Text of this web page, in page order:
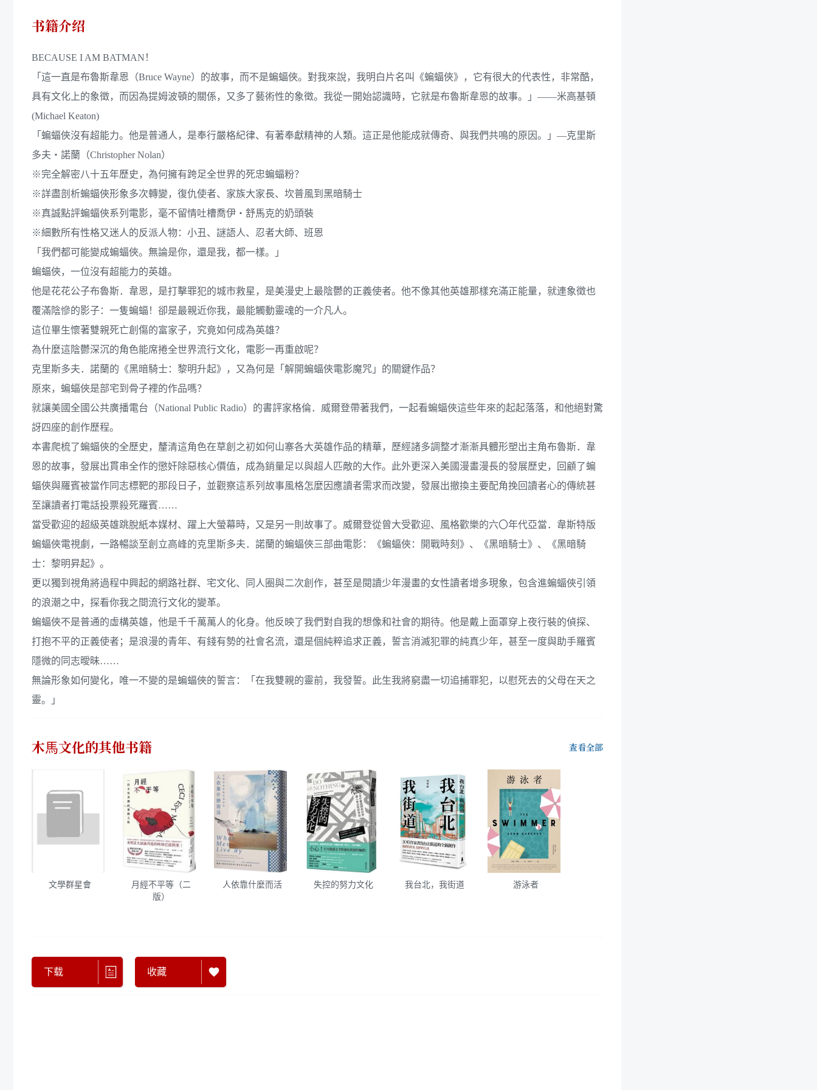
书籍介绍
BECAUSE I AM BATMAN！
「這一直是布魯斯韋恩（Bruce Wayne）的故事，而不是蝙蝠俠。對我來說，我明白片名叫《蝙蝠俠》，它有很大的代表性，非常酷，
具有文化上的象徵，而因為提姆波頓的關係，又多了藝術性的象徵。我從一開始認識時，它就是布魯斯韋恩的故事。」——米高基頓
(Michael Keaton)
「蝙蝠俠沒有超能力。他是普通人，是奉行嚴格紀律、有著奉獻精神的人類。這正是他能成就傳奇、與我們共鳴的原因。」—克里斯
多夫・諾蘭（Christopher Nolan）
※完全解密八十五年歷史，為何擁有跨足全世界的死忠蝙蝠粉？
※詳盡剖析蝙蝠俠形象多次轉變，復仇使者、家族大家長、坎普風到黑暗騎士
※真誠點評蝙蝠俠系列電影，毫不留情吐槽喬伊・舒馬克的奶頭裝
※細數所有性格又迷人的反派人物：小丑、謎語人、忍者大師、班恩
「我們都可能變成蝙蝠俠。無論是你，還是我，都一樣。」
蝙蝠俠，一位沒有超能力的英雄。
他是花花公子布魯斯．韋恩，是打擊罪犯的城市救星，是美漫史上最陰鬱的正義使者。他不像其他英雄那樣充滿正能量，就連象徵也
覆滿陰慘的影子：一隻蝙蝠！卻是最親近你我，最能觸動靈魂的一介凡人。
這位畢生懷著雙親死亡創傷的富家子，究竟如何成為英雄？
為什麼這陰鬱深沉的角色能席捲全世界流行文化，電影一再重啟呢？
克里斯多夫．諾蘭的《黑暗騎士：黎明升起》，又為何是「解開蝙蝠俠電影魔咒」的關鍵作品？
原來，蝙蝠俠是部宅到骨子裡的作品嗎？
就讓美國全國公共廣播電台（National Public Radio）的書評家格倫．威爾登帶著我們，一起看蝙蝠俠這些年來的起起落落，和他絕對驚
訝四座的創作歷程。
本書爬梳了蝙蝠俠的全歷史，釐清這角色在草創之初如何山寨各大英雄作品的精華，歷經諸多調整才漸漸具體形塑出主角布魯斯．韋
恩的故事，發展出貫串全作的懲奸除惡核心價值，成為銷量足以與超人匹敵的大作。此外更深入美國漫畫漫長的發展歷史，回顧了蝙
蝠俠與羅賓被當作同志標靶的那段日子，並觀察這系列故事風格怎麼因應讀者需求而改變，發展出撤換主要配角挽回讀者心的傳統甚
至讓讀者打電話投票殺死羅賓……
當受歡迎的超級英雄跳脫紙本媒材、躍上大螢幕時，又是另一則故事了。威爾登從曾大受歡迎、風格歡樂的六〇年代亞當．韋斯特版
蝙蝠俠電視劇，一路暢談至創立高峰的克里斯多夫．諾蘭的蝙蝠俠三部曲電影：《蝙蝠俠：開戰時刻》、《黑暗騎士》、《黑暗騎
士：黎明昇起》。
更以獨到視角將過程中興起的網路社群、宅文化、同人圈與二次創作，甚至是閱讀少年漫畫的女性讀者增多現象，包含進蝙蝠俠引領
的浪潮之中，探看你我之間流行文化的變革。
蝙蝠俠不是普通的虛構英雄，他是千千萬萬人的化身。他反映了我們對自我的想像和社會的期待。他是戴上面罩穿上夜行裝的偵探、
打抱不平的正義使者；是浪漫的青年、有錢有勢的社會名流，還是個純粹追求正義，誓言消滅犯罪的純真少年，甚至一度與助手羅賓
隱微的同志曖昧……
無論形象如何變化，唯一不變的是蝙蝠俠的誓言：「在我雙親的靈前，我發誓。此生我將窮盡一切追捕罪犯，以慰死去的父母在天之
靈。」
木馬文化的其他书籍 查看全部
文學群星會
月經不平等（二
版）
人依靠什麼而活 失控的努力文化 我台北，我街道 游泳者
下载 收藏